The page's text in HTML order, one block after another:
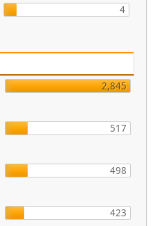
4
2,845
517
498
423